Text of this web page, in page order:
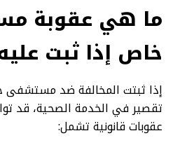
ما هي عقوبة
خاص إذا ثبت
إذا ثبتت المخالفة ضد مستشفى
تقصير في الخدمة الصحية، قد
عقوبات قانونية تشمل: